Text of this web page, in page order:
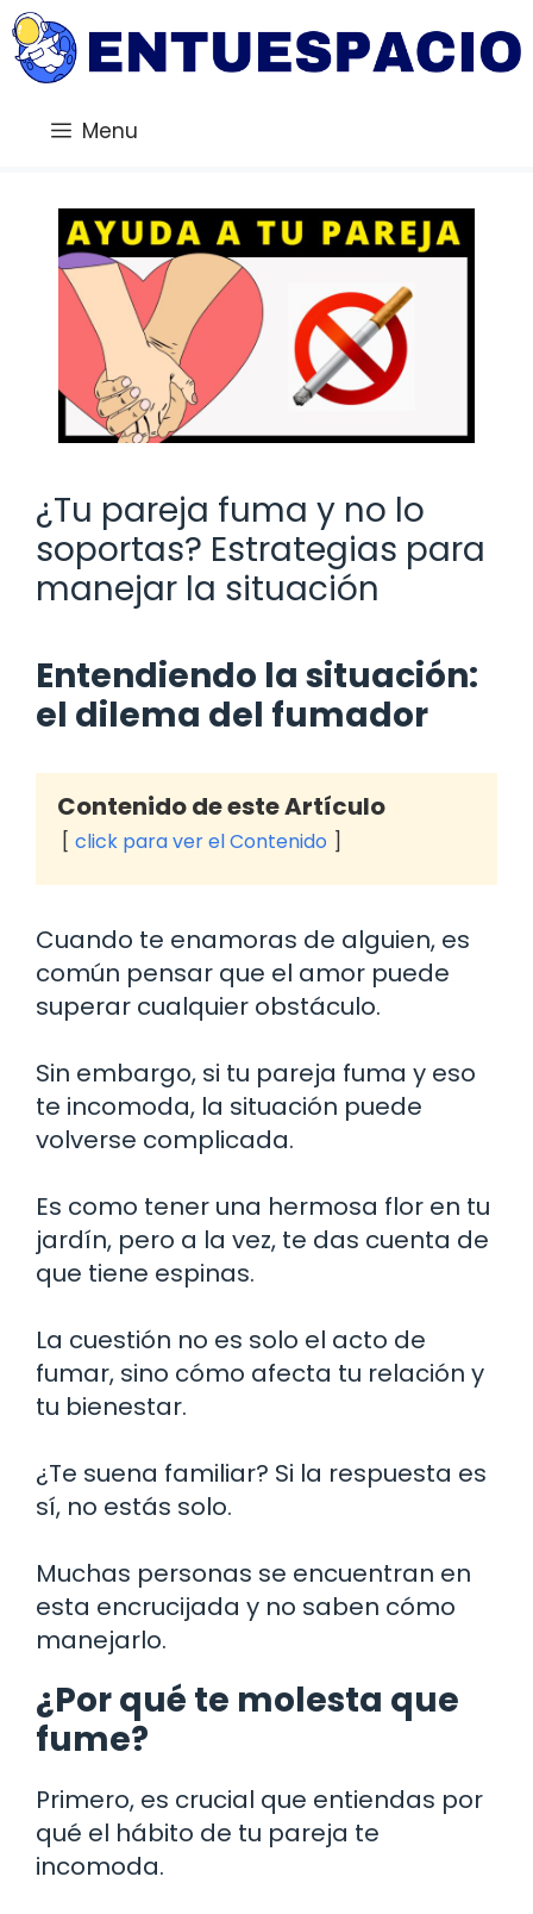
Saltar
al
contenido
Menu
¿Tu pareja fuma y no lo
soportas? Estrategias para
manejar la situación
Entendiendo la situación:
el dilema del fumador
Contenido de este Artículo
click para ver el Contenido
Cuando te enamoras de alguien, es
común pensar que el amor puede
superar cualquier obstáculo.
Sin embargo, si tu pareja fuma y eso
te incomoda, la situación puede
volverse complicada.
Es como tener una hermosa flor en tu
jardín, pero a la vez, te das cuenta de
que tiene espinas.
La cuestión no es solo el acto de
fumar, sino cómo afecta tu relación y
tu bienestar.
¿Te suena familiar? Si la respuesta es
sí, no estás solo.
Muchas personas se encuentran en
esta encrucijada y no saben cómo
manejarlo.
¿Por qué te molesta que
fume?
Primero, es crucial que entiendas por
qué el hábito de tu pareja te
incomoda.